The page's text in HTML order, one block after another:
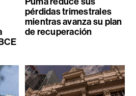
pérdidas trimestrales
mientras avanza su plan
de recuperación